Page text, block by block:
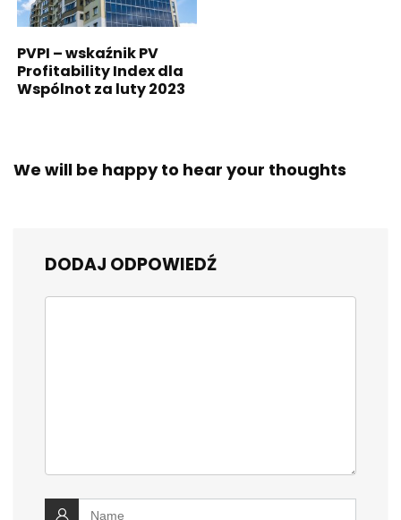
PVPI – wskaźnik PV
Profitability Index dla
Wspólnot za luty 2023
We will be happy to hear your thoughts
DODAJ ODPOWIEDŹ